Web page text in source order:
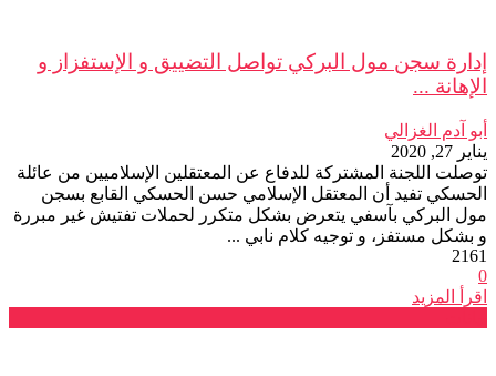
إدارة سجن مول البركي تواصل التضييق و الإستفزاز و
الإهانة ...
أبو آدم الغزالي
يناير 27, 2020
توصلت اللجنة المشتركة للدفاع عن المعتقلين الإسلاميين من عائلة
الحسكي تفيد أن المعتقل الإسلامي حسن الحسكي القابع بسجن
مول البركي بآسفي يتعرض بشكل متكرر لحملات تفتيش غير مبررة
و بشكل مستفز، و توجيه كلام نابي ...
2161
0
اقرأ المزيد